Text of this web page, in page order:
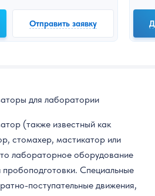
Отправить заявку
для лаборатории
(также известный как
стомахер, мастикатор или
лабораторное оборудование
пробоподготовки. Специальные
поступательные движения,